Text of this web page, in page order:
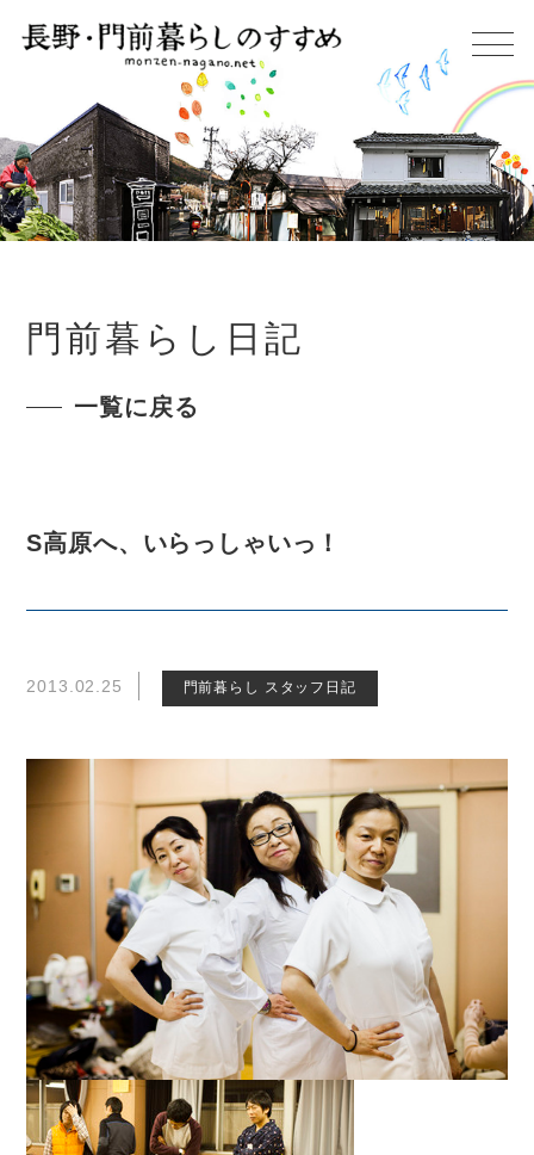
門前暮らし日記
一覧に戻る
S高原へ、いらっしゃいっ！
2013.02.25 門前暮らし スタッフ日記